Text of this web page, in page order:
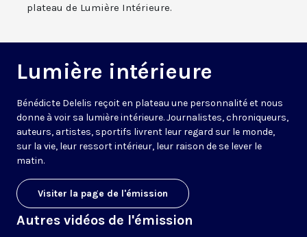
plateau de Lumière Intérieure.
Lumière intérieure
Bénédicte Delelis reçoit en plateau une personnalité et nous
donne à voir sa lumière intérieure. Journalistes, chroniqueurs,
auteurs, artistes, sportifs livrent leur regard sur le monde,
sur la vie, leur ressort intérieur, leur raison de se lever le
matin.
Visiter la page de l'émission
Autres vidéos de l'émission